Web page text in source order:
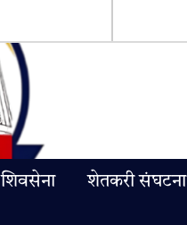
शिवसेना शेतकरी संघटना